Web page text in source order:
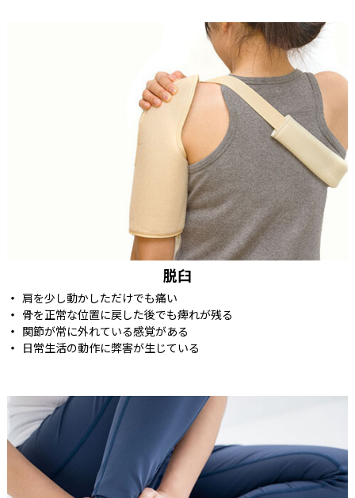
脱臼
肩を少し動かしただけでも痛い
骨を正常な位置に戻した後でも痺れが残る
関節が常に外れている感覚がある
日常生活の動作に弊害が生じている